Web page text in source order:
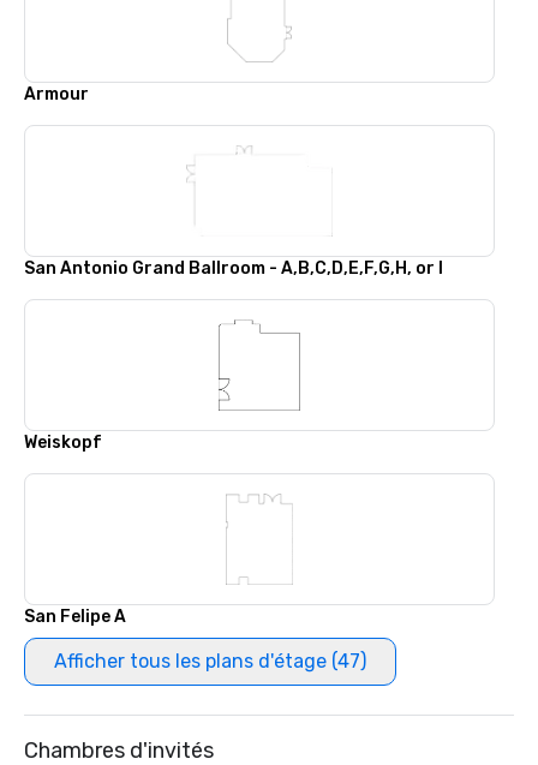
Armour
San Antonio Grand Ballroom - A,B,C,D,E,F,G,H, or I
Weiskopf
San Felipe A
Afficher tous les plans d'étage (47)
Chambres d'invités